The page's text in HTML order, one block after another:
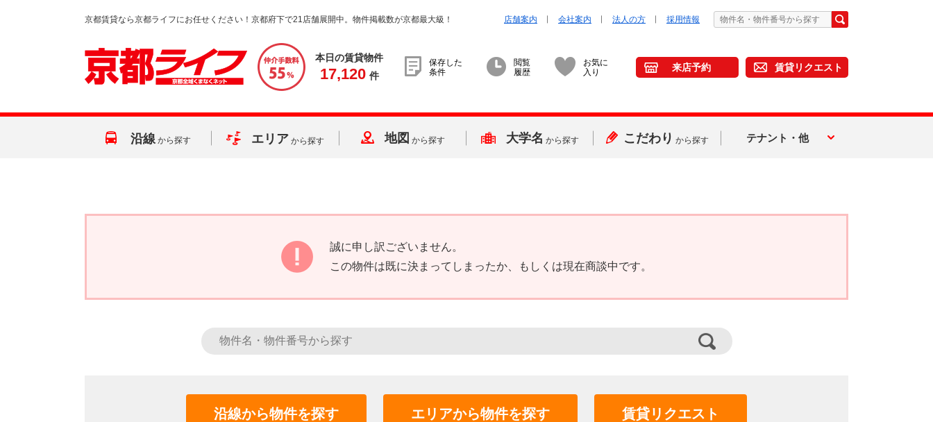
京都賃貸なら京都ライフにお任せください！京都府下で21店舗展開中。物件掲載数が京都最大級！ 店舗案内 会社案内 法人の方 採用情報
本日の賃貸物件
17,120 件
保存した
条件
閲覧
履歴
お気に
入り
来店予約 賃貸リクエスト
沿線 から探す エリア から探す 地図 から探す 大学名 から探す こだわり から探す テナント・他
誠に申し訳ございません。
この物件は既に決まってしまったか、もしくは現在商談中です。
沿線から物件を探す エリアから物件を探す 賃貸リクエスト